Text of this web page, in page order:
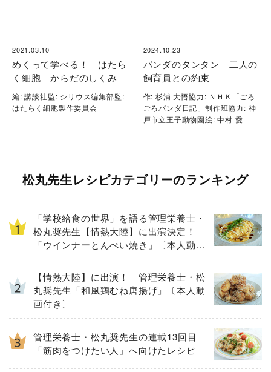
2021.03.10
めくって学べる！ はたら
く細胞 からだのしくみ
編: 講談社監: シリウス編集部監:
はたらく細胞製作委員会
2024.10.23
パンダのタンタン 二人の
飼育員との約束
作: 杉浦 大悟協力: ＮＨＫ「ごろ
ごろパンダ日記」制作班協力: 神
戸市立王子動物園絵: 中村 愛
松丸先生レシピカテゴリーのランキング
「学校給食の世界」を語る管理栄養士・
松丸奨先生【情熱大陸】に出演決定！
「ウインナーとんぺい焼き」〔本人動画
付き〕
【情熱大陸】に出演！ 管理栄養士・松
丸奨先生「和風鶏むね唐揚げ」〔本人動
画付き〕
管理栄養士・松丸奨先生の連載13回目
「筋肉をつけたい人」へ向けたレシピ